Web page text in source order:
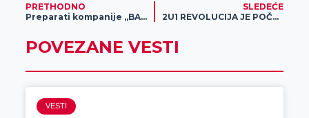
PRETHODNO
Preparati kompanije „BASF“ za zaštitu klasa pšenice
SLEDEĆE
2U1 REVOLUCIJA JE POČELA! KLADI SE DOK GLEDAŠ MEČ UŽIVO – SAMO U MERIDIANU!
POVEZANE VESTI
VESTI